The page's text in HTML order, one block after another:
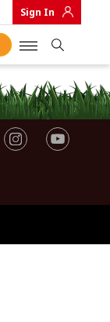
Sign In